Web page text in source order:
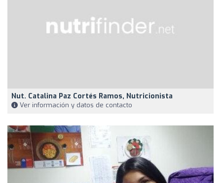
Nut. Catalina Paz Cortés Ramos, Nutricionista
Ver información y datos de contacto